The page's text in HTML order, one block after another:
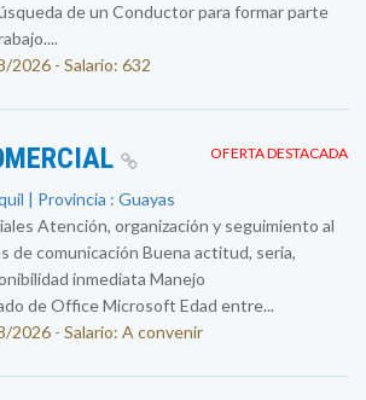
de un Conductor para formar parte
2026 - Salario: 632
OFERTA DESTACADA
| Provincia : Guayas
Atención, organización y seguimiento al
de comunicación Buena actitud, seria,
inmediata Manejo
de Office Microsoft Edad entre...
2026 - Salario: A convenir